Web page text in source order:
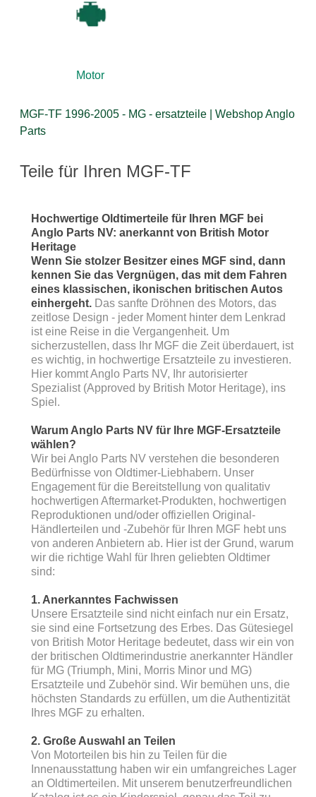
Motor
MGF-TF 1996-2005 - MG - ersatzteile | Webshop Anglo
Parts
Teile für Ihren MGF-TF
Hochwertige Oldtimerteile für Ihren MGF bei
Anglo Parts NV: anerkannt von British Motor
Heritage
Wenn Sie stolzer Besitzer eines MGF sind, dann
kennen Sie das Vergnügen, das mit dem Fahren
eines klassischen, ikonischen britischen Autos
einhergeht. Das sanfte Dröhnen des Motors, das
zeitlose Design - jeder Moment hinter dem Lenkrad
ist eine Reise in die Vergangenheit. Um
sicherzustellen, dass Ihr MGF die Zeit überdauert, ist
es wichtig, in hochwertige Ersatzteile zu investieren.
Hier kommt Anglo Parts NV, Ihr autorisierter
Spezialist (Approved by British Motor Heritage), ins
Spiel.
Warum Anglo Parts NV für Ihre MGF-Ersatzteile
wählen?
Wir bei Anglo Parts NV verstehen die besonderen
Bedürfnisse von Oldtimer-Liebhabern. Unser
Engagement für die Bereitstellung von qualitativ
hochwertigen Aftermarket-Produkten, hochwertigen
Reproduktionen und/oder offiziellen Original-
Händlerteilen und -Zubehör für Ihren MGF hebt uns
von anderen Anbietern ab. Hier ist der Grund, warum
wir die richtige Wahl für Ihren geliebten Oldtimer
sind:
1. Anerkanntes Fachwissen
Unsere Ersatzteile sind nicht einfach nur ein Ersatz,
sie sind eine Fortsetzung des Erbes. Das Gütesiegel
von British Motor Heritage bedeutet, dass wir ein von
der britischen Oldtimerindustrie anerkannter Händler
für MG (Triumph, Mini, Morris Minor und MG)
Ersatzteile und Zubehör sind. Wir bemühen uns, die
höchsten Standards zu erfüllen, um die Authentizität
Ihres MGF zu erhalten.
2. Große Auswahl an Teilen
Von Motorteilen bis hin zu Teilen für die
Innenausstattung haben wir ein umfangreiches Lager
an Oldtimerteilen. Mit unserem benutzerfreundlichen